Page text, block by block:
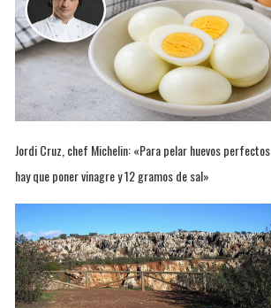
Jordi Cruz, chef Michelin: «Para pelar huevos perfectos
hay que poner vinagre y 12 gramos de sal»